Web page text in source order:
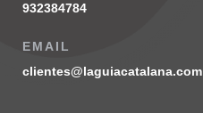
932384784
EMAIL
clientes@laguiacatalana.com